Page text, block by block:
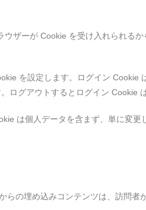
ザーが Cookie を受け入れられる
を設定します。ログイン Cookie
ログアウトするとログイン Cookie
は個人データを含まず、単に変
の埋め込みコンテンツは、訪問者